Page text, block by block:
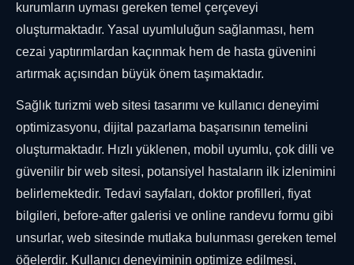
kurumların uyması gereken temel çerçeveyi
oluşturmaktadır. Yasal uyumluluğun sağlanması, hem
cezai yaptırımlardan kaçınmak hem de hasta güvenini
artırmak açısından büyük önem taşımaktadır.
Sağlık turizmi web sitesi tasarımı ve kullanıcı deneyimi
optimizasyonu, dijital pazarlama başarısının temelini
oluşturmaktadır. Hızlı yüklenen, mobil uyumlu, çok dilli ve
güvenilir bir web sitesi, potansiyel hastaların ilk izlenimini
belirlemektedir. Tedavi sayfaları, doktor profilleri, fiyat
bilgileri, before-after galerisi ve online randevu formu gibi
unsurlar, web sitesinde mutlaka bulunması gereken temel
öğelerdir. Kullanıcı deneyiminin optimize edilmesi,